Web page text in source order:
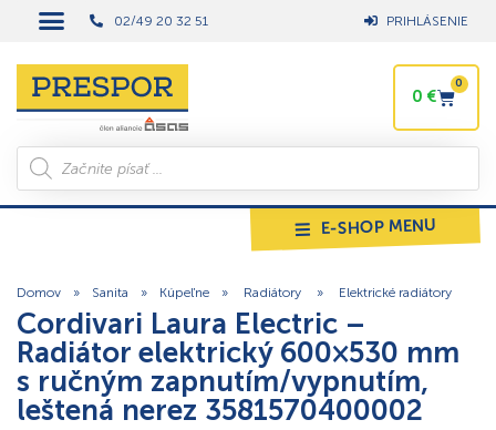
02/49 20 32 51 PRIHLÁSENIE
0 €
0
E-SHOP MENU
Domov » Sanita » Kúpeľne » Radiátory » Elektrické radiátory
Cordivari Laura Electric –
Radiátor elektrický 600×530 mm
s ručným zapnutím/vypnutím,
leštená nerez 3581570400002